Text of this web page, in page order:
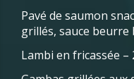
Pavé de saumon
grillés, sauce beurre
Lambi en fricassée –